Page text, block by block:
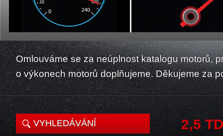
Omlouváme se za neúplnost katalogu motorů,
o výkonech motorů doplňujeme. Děkujeme za
VYHLEDÁVÁNÍ 2,5